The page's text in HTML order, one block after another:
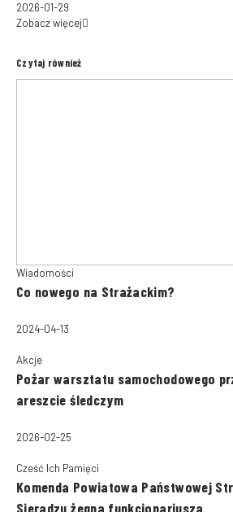
2026-01-29
Zobacz więcej
Czytaj również
Wiadomości
Co nowego na Strażackim?
2024-04-13
Akcje
Pożar warsztatu samochodowego
areszcie śledczym
2026-02-25
Cześć Ich Pamięci
Komenda Powiatowa Państwowej
Sieradzu żegna funkcjonariusza